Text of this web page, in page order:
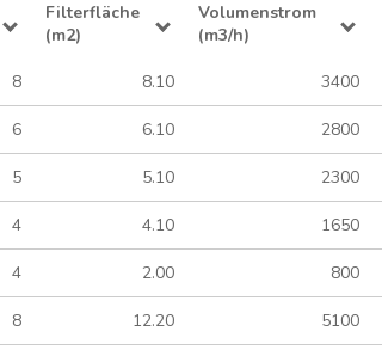
Filterfläche
(m2)
Volumenstrom
(m3/h)
8 8.10 3400
6 6.10 2800
5 5.10 2300
4 4.10 1650
4 2.00 800
8 12.20 5100